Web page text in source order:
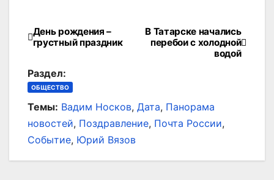
Навигация
записям
В Татарске начались
перебои с холодной
водой
День рождения –
грустный праздник
Раздел:
ОБЩЕСТВО
Темы: Вадим Носков, Дата, Панорама
новостей, Поздравление, Почта России,
Событие, Юрий Вязов